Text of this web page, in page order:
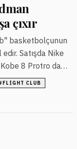
çıxır
basketbolçunun
Satışda Nike
8 Protro daxil
təqdim
FLIGHT CLUB